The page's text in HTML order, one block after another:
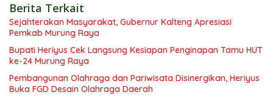
Berita Terkait
Sejahterakan Masyarakat, Gubernur Kalteng Apresiasi
Pemkab Murung Raya
Bupati Heriyus Cek Langsung Kesiapan Penginapan Tamu HUT
ke-24 Murung Raya
Pembangunan Olahraga dan Pariwisata Disinergikan, Heriyus
Buka FGD Desain Olahraga Daerah